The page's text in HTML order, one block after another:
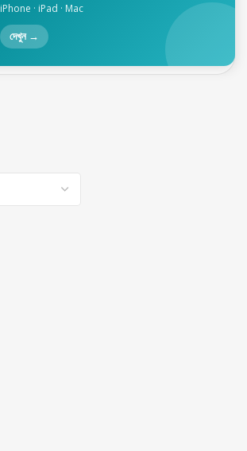
iPhone · iPad · Mac
দেখুন →